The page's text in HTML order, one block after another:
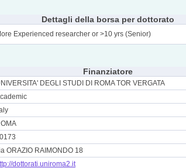
Dettagli della borsa per dottorato
Experienced researcher or >10 yrs (Senior)
Finanziatore
DEGLI STUDI DI ROMA TOR VERGATA
ORAZIO RAIMONDO 18
dottorati.uniroma2.it